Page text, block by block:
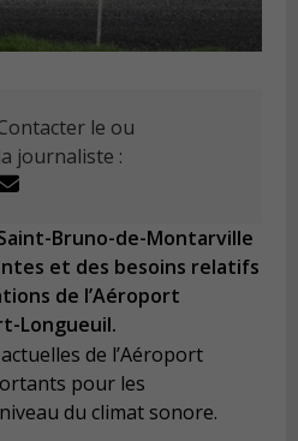
le ou
la journaliste :
Bruno-de-Montarville
et des besoins relatifs
de l’Aéroport
Longueuil.
de l’Aéroport
pour les
du climat sonore.